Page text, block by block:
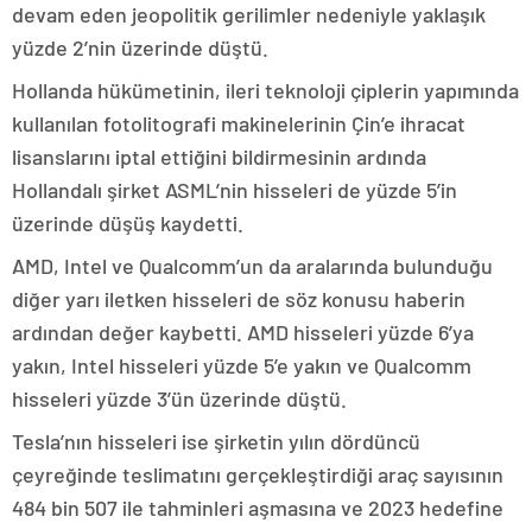
devam eden jeopolitik gerilimler nedeniyle yaklaşık
yüzde 2’nin üzerinde düştü.
Hollanda hükümetinin, ileri teknoloji çiplerin yapımında
kullanılan fotolitografi makinelerinin Çin’e ihracat
lisanslarını iptal ettiğini bildirmesinin ardında
Hollandalı şirket ASML’nin hisseleri de yüzde 5’in
üzerinde düşüş kaydetti.
AMD, Intel ve Qualcomm’un da aralarında bulunduğu
diğer yarı iletken hisseleri de söz konusu haberin
ardından değer kaybetti. AMD hisseleri yüzde 6’ya
yakın, Intel hisseleri yüzde 5’e yakın ve Qualcomm
hisseleri yüzde 3’ün üzerinde düştü.
Tesla’nın hisseleri ise şirketin yılın dördüncü
çeyreğinde teslimatını gerçekleştirdiği araç sayısının
484 bin 507 ile tahminleri aşmasına ve 2023 hedefine